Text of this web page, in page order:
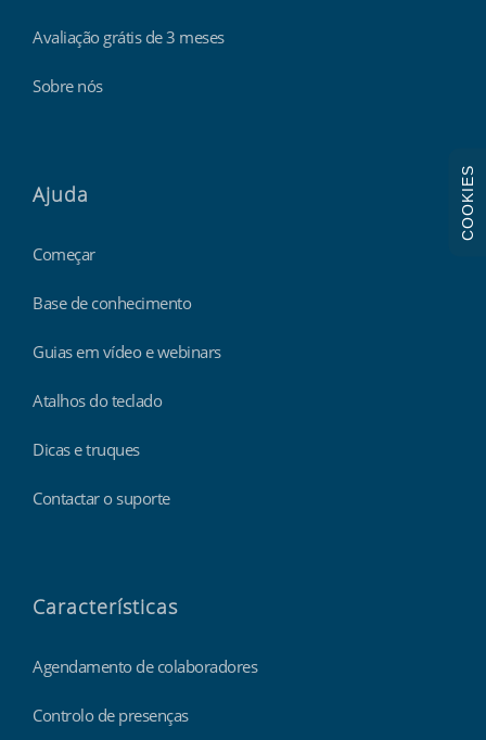
Avaliação grátis de 3 meses
Sobre nós
Ajuda
Começar
Base de conhecimento
Guias em vídeo e webinars
Atalhos do teclado
Dicas e truques
Contactar o suporte
Características
Agendamento de colaboradores
Controlo de presenças
COOKIES